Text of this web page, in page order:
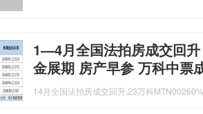
1—4月全国法拍房成交回
金展期 房产早参 万科中票
14月全国法拍房成交回升,23万科